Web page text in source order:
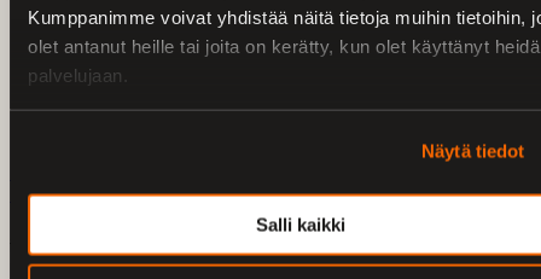
Kumppanimme voivat yhdistää näitä tietoja muihin tietoihin,
olet antanut heille tai joita on kerätty, kun olet käyttänyt
palvelujaan.
Näytä tiedot
Salli kaikki
KIT,TRIM,INSERT,LONG,BLACK
Lisää koriin